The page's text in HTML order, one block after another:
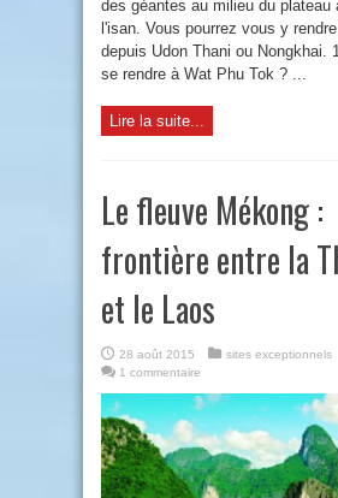
des géantes au milieu du plateau
l'isan. Vous pourrez vous y
depuis Udon Thani ou Nongkhai.
se rendre à Wat Phu Tok ? ...
Lire la suite...
Le fleuve Mékong :
frontière entre la
et le Laos
28 août 2015
sites exceptionnels
1 commentaire